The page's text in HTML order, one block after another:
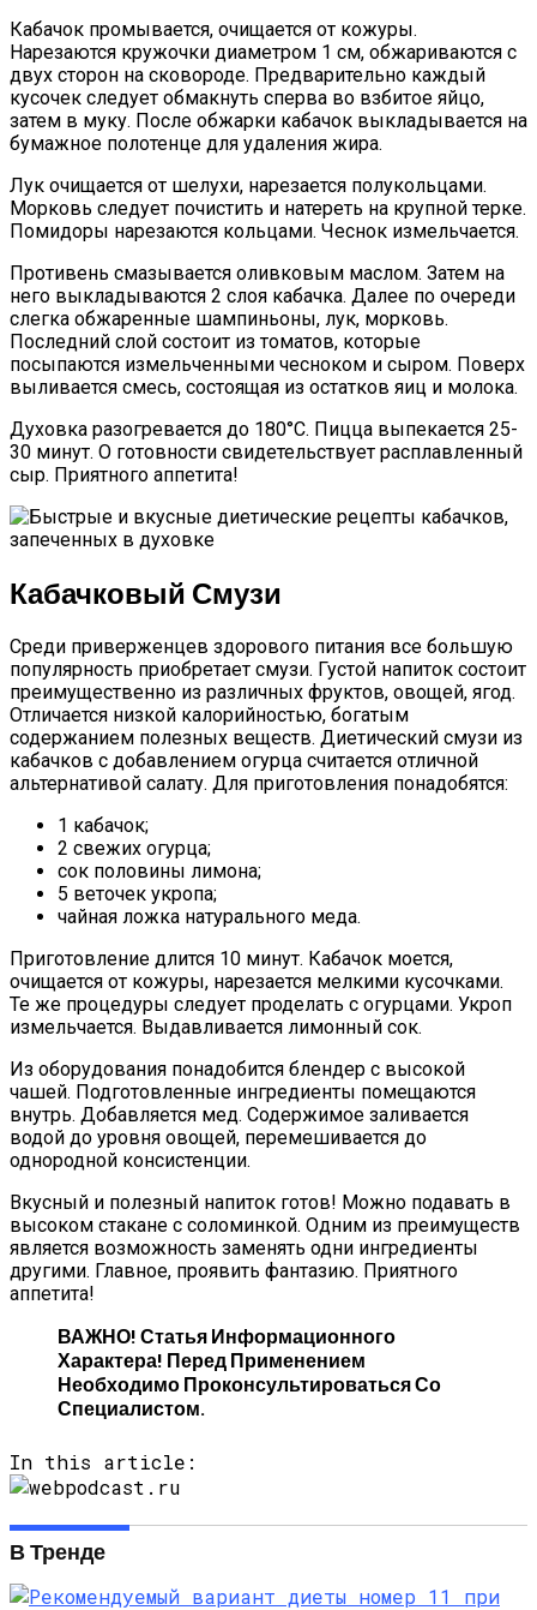
Кабачок промывается, очищается от кожуры.
Нарезаются кружочки диаметром 1 см, обжариваются с
двух сторон на сковороде. Предварительно каждый
кусочек следует обмакнуть сперва во взбитое яйцо,
затем в муку. После обжарки кабачок выкладывается на
бумажное полотенце для удаления жира.
Лук очищается от шелухи, нарезается полукольцами.
Морковь следует почистить и натереть на крупной терке.
Помидоры нарезаются кольцами. Чеснок измельчается.
Противень смазывается оливковым маслом. Затем на
него выкладываются 2 слоя кабачка. Далее по очереди
слегка обжаренные шампиньоны, лук, морковь.
Последний слой состоит из томатов, которые
посыпаются измельченными чесноком и сыром. Поверх
выливается смесь, состоящая из остатков яиц и молока.
Духовка разогревается до 180°С. Пицца выпекается 25-
30 минут. О готовности свидетельствует расплавленный
сыр. Приятного аппетита!
Кабачковый Смузи
Среди приверженцев здорового питания все большую
популярность приобретает смузи. Густой напиток состоит
преимущественно из различных фруктов, овощей, ягод.
Отличается низкой калорийностью, богатым
содержанием полезных веществ. Диетический смузи из
кабачков с добавлением огурца считается отличной
альтернативой салату. Для приготовления понадобятся:
1 кабачок;
2 свежих огурца;
сок половины лимона;
5 веточек укропа;
чайная ложка натурального меда.
Приготовление длится 10 минут. Кабачок моется,
очищается от кожуры, нарезается мелкими кусочками.
Те же процедуры следует проделать с огурцами. Укроп
измельчается. Выдавливается лимонный сок.
Из оборудования понадобится блендер с высокой
чашей. Подготовленные ингредиенты помещаются
внутрь. Добавляется мед. Содержимое заливается
водой до уровня овощей, перемешивается до
однородной консистенции.
Вкусный и полезный напиток готов! Можно подавать в
высоком стакане с соломинкой. Одним из преимуществ
является возможность заменять одни ингредиенты
другими. Главное, проявить фантазию. Приятного
аппетита!
ВАЖНО! Статья Информационного
Характера! Перед Применением
Необходимо Проконсультироваться Со
Специалистом.
In this article:
В Тренде